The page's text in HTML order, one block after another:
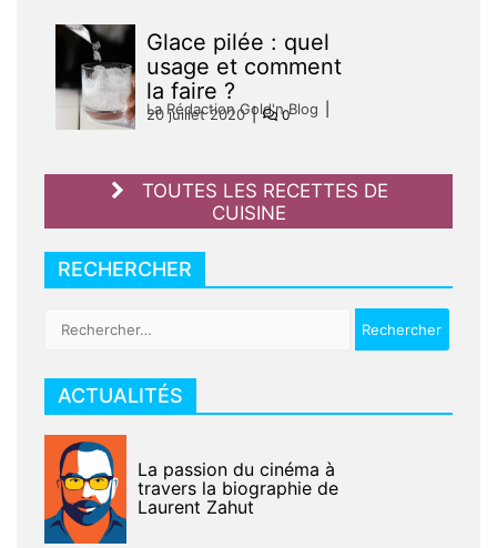
Glace pilée : quel
usage et comment
la faire ?
La Rédaction Gold'n Blog
20 juillet 2020 0
TOUTES LES RECETTES DE
CUISINE
RECHERCHER
ACTUALITÉS
La passion du cinéma à
travers la biographie de
Laurent Zahut